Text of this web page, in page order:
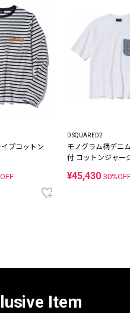
プコットン
DSQUARED2
モノグラム柄デニ
付 コットンジャー
¥45,430
Item